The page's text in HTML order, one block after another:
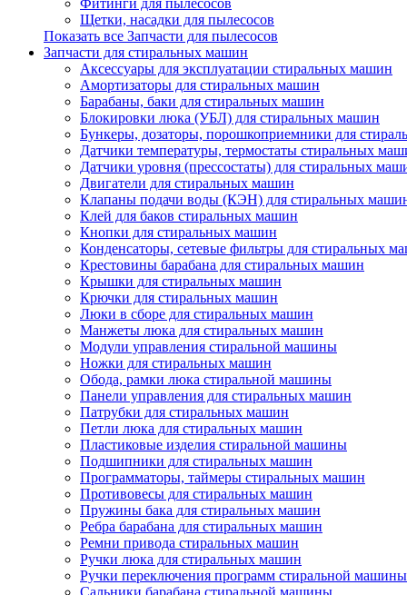
Фитинги для пылесосов
Щетки, насадки для пылесосов
Показать все Запчасти для пылесосов
Запчасти для стиральных машин
Аксессуары для эксплуатации стиральных машин
Амортизаторы для стиральных машин
Барабаны, баки для стиральных машин
Блокировки люка (УБЛ) для стиральных машин
Бункеры, дозаторы, порошкоприемники для
Датчики температуры, термостаты стиральных
Датчики уровня (прессостаты) для стиральных
Двигатели для стиральных машин
Клапаны подачи воды (КЭН) для стиральных
Клей для баков стиральных машин
Кнопки для стиральных машин
Конденсаторы, сетевые фильтры для стиральных
Крестовины барабана для стиральных машин
Крышки для стиральных машин
Крючки для стиральных машин
Люки в сборе для стиральных машин
Манжеты люка для стиральных машин
Модули управления стиральной машины
Ножки для стиральных машин
Обода, рамки люка стиральной машины
Панели управления для стиральных машин
Патрубки для стиральных машин
Петли люка для стиральных машин
Пластиковые изделия стиральной машины
Подшипники для стиральных машин
Программаторы, таймеры стиральных машин
Противовесы для стиральных машин
Пружины бака для стиральных машин
Ребра барабана для стиральных машин
Ремни привода стиральных машин
Ручки люка для стиральных машин
Ручки переключения программ стиральной машины
Сальники барабана стиральной машины